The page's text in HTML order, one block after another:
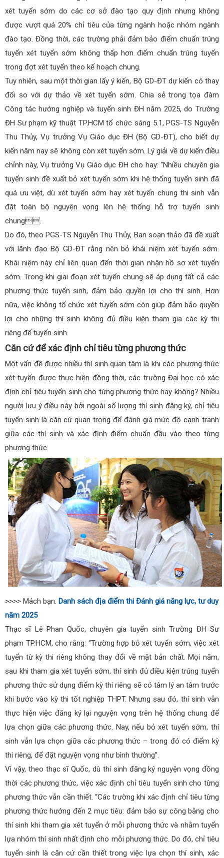
xét tuyển sớm do các cơ sở đào tạo quy định nhưng không
được vượt quá 20% chỉ tiêu của từng ngành hoặc nhóm ngành
đào tạo. Đồng thời, các trường phải đảm bảo điểm chuẩn trúng
tuyển xét tuyển sớm không thấp hơn điểm chuẩn trúng tuyển
trong đợt xét tuyển theo kế hoạch chung.
Tuy nhiên, sau một thời gian lấy ý kiến, Bộ GD-ĐT dự kiến có thay
đổi so với dự thảo về xét tuyển sớm. Chia sẻ trong tọa đàm
Công tác hướng nghiệp và tuyển sinh ĐH năm 2025, do Trường
ĐH Sư phạm kỹ thuật TP.HCM tổ chức sáng 5.1, PGS-TS Nguyễn
Thu Thủy, Vụ trưởng Vụ Giáo dục ĐH (Bộ GD-ĐT), cho biết dự
kiến năm nay sẽ không còn xét tuyển sớm. Lý giải về dự kiến điều
chỉnh này, Vụ trưởng Vụ Giáo dục ĐH cho hay: “Nhiều chuyên gia
tuyển sinh đề xuất bỏ xét tuyển sớm khi hệ thống tuyển sinh đã
quá ưu việt, dù xét tuyển sớm hay xét tuyển chung thi sinh vẫn
đặt toàn bộ nguyện vọng lên hệ thống hỗ trợ tuyển sinh
chung.
Do đó, theo PGS-TS Nguyễn Thu Thủy, Ban soạn thảo đã đề xuất
với lãnh đạo Bộ GD-ĐT rằng nên bỏ khái niệm xét tuyển sớm.
Khái niệm này chỉ liên quan đến thời gian nhận hồ sơ xét tuyển
sớm. Trong khi giai đoạn xét tuyển chung sẽ áp dụng tất cả các
phương thức tuyển sinh, đảm bảo quyền lợi cho thí sinh. Hơn
nữa, việc không tổ chức xét tuyển sớm còn giúp đảm bảo quyền
lợi cho những thí sinh không đủ điều kiện tham gia các kỳ thi
riêng để tuyển sinh.
Căn cứ để xác định chỉ tiêu từng phương thức
Một vấn đề được nhiều thí sinh quan tâm là khi các phương thức
xét tuyển được thực hiện đồng thời, các trường Đại học có xác
định chỉ tiêu tuyển sinh cho từng phương thức hay không? Nhiều
người lưu ý điều này bởi ngoài số lượng thí sinh đăng ký, chỉ tiêu
tuyển sinh là căn cứ quan trọng để đánh giá mức độ cạnh tranh
giữa các thí sinh và xác định điểm chuẩn đầu vào theo từng
phương thức.
>>>> Mách bạn: Danh sách địa điểm thi Đánh giá năng lực, tư duy
năm 2025
Thạc sĩ Lê Phan Quốc, chuyên gia tuyển sinh Trường ĐH Sư
phạm TP.HCM, cho rằng: “Trường hợp bỏ xét tuyển sớm, việc xét
tuyển từ kỳ thi riêng không thay đổi về mặt bản chất. Mọi năm,
sau khi tham gia xét tuyển sớm, thí sinh đủ điều kiện trúng tuyển
phương thức sử dụng điểm kỳ thi riêng sẽ có tâm lý an tâm trước
khi bước vào kỳ thi tốt nghiệp THPT. Nhưng sau đó, thí sinh vẫn
thực hiện việc đăng ký lại nguyện vọng trên hệ thống chung để
lựa chọn giữa các phương thức. Nay, nếu bỏ xét tuyển sớm, thí
sinh vẫn lựa chọn giữa các phương thức – trong đó có điểm kỳ
thi riêng, để đặt nguyện vọng như bình thường”.
Vì vậy, theo thạc sĩ Quốc, dù thí sinh đăng ký nguyện vọng đồng
thời các phương thức, việc xác định chỉ tiêu tuyển sinh cho từng
phương thức vẫn cần thiết. “Các trường khi xác định chỉ tiêu từng
phương thức hướng đến 2 mục tiêu: đảm bảo sự công bằng cho
thí sinh khi tham gia xét tuyển ở mỗi phương thức và nhằm tuyển
lựa nhóm thí sinh nhất định cho mỗi phương thức. Do đó, chỉ tiêu
tuyển sinh là căn cứ cần thiết trong việc lựa chọn thí sinh, xác